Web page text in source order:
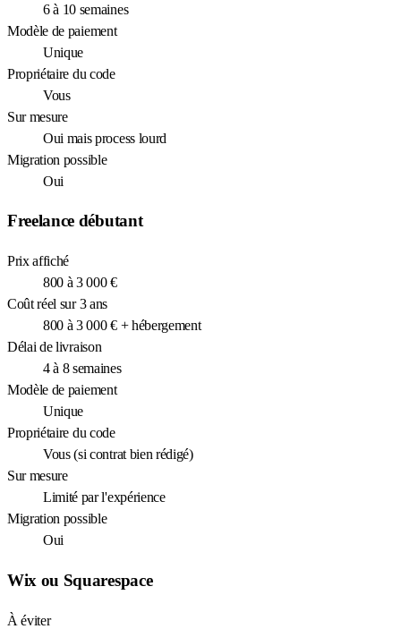
6 à 10 semaines
Modèle de paiement
Unique
Propriétaire du code
Vous
Sur mesure
Oui mais process lourd
Migration possible
Oui
Freelance débutant
Prix affiché
800 à 3 000 €
Coût réel sur 3 ans
800 à 3 000 € + hébergement
Délai de livraison
4 à 8 semaines
Modèle de paiement
Unique
Propriétaire du code
Vous (si contrat bien rédigé)
Sur mesure
Limité par l'expérience
Migration possible
Oui
Wix ou Squarespace
À éviter